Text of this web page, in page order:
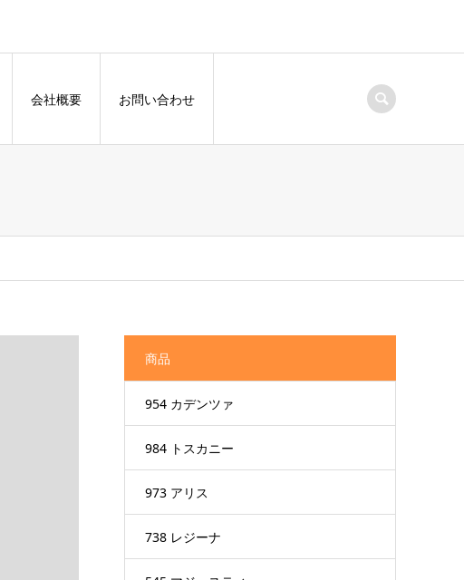
会社概要 お問い合わせ
商品
954 カデンツァ
984 トスカニー
973 アリス
738 レジーナ